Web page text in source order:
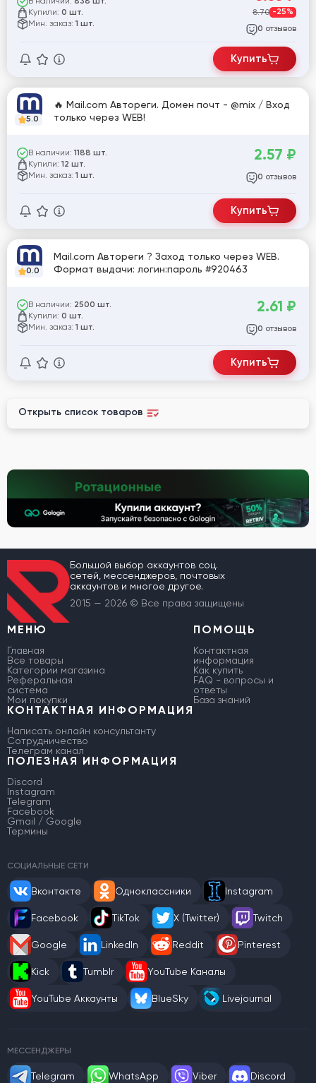
Купили: 0 шт.
Мин. заказ: 1 шт.
8.70 -25%
0 отзывов
Купить
5.0
🔥 Mail.com Автореги. Домен почт - @mix / Вход
только через WEB!
В наличии: 1188 шт.
Купили: 12 шт.
Мин. заказ: 1 шт.
2.57 ₽
0 отзывов
Купить
0.0
Mail.com Автореги ? Заход только через WEB.
Формат выдачи: логин:пароль #920463
В наличии: 2500 шт.
Купили: 0 шт.
Мин. заказ: 1 шт.
2.61 ₽
0 отзывов
Купить
Открыть список товаров
Большой выбор аккаунтов соц.
сетей, мессенджеров, почтовых
аккаунтов и многое другое.
2015 — 2026 © Все права защищены
МЕНЮ
Главная
Все товары
Категории магазина
Реферальная
система
Мои покупки
ПОМОЩЬ
Контактная
информация
Как купить
FAQ - вопросы и
ответы
База знаний
КОНТАКТНАЯ ИНФОРМАЦИЯ
Написать онлайн консультанту
Сотрудничество
Телеграм канал
ПОЛЕЗНАЯ ИНФОРМАЦИЯ
Discord
Instagram
Telegram
Facebook
Gmail / Google
Термины
СОЦИАЛЬНЫЕ СЕТИ
Вконтакте Одноклассники Instagram
Facebook TikTok X (Twitter) Twitch
Google LinkedIn Reddit Pinterest
Kick Tumblr YouTube Каналы
YouTube Аккаунты BlueSky Livejournal
МЕССЕНДЖЕРЫ
Telegram WhatsApp Viber Discord